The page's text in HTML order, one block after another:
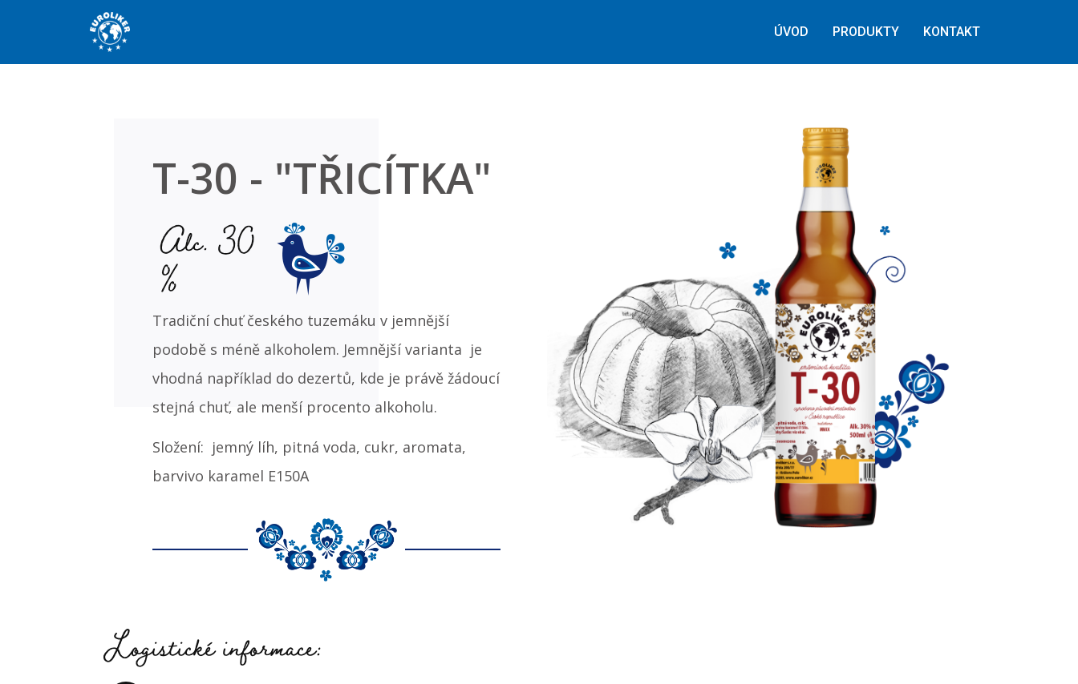
ÚVOD PRODUKTY KONTAKT
T-30 - "TŘICÍTKA"
Alc. 30
%
Tradiční chuť českého tuzemáku v jemnější
podobě s méně alkoholem. Jemnější varianta je
vhodná například do dezertů, kde je právě žádoucí
stejná chuť, ale menší procento alkoholu.
Složení: jemný líh, pitná voda, cukr, aromata,
barvivo karamel E150A
Logistické informace: